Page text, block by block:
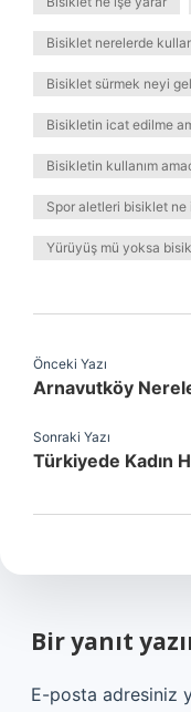
Bisiklet nerelerde
Bisiklet sürmek neyi
Bisikletin icat edilme
Bisikletin kullanım
Spor aletleri bisiklet ne
Yürüyüş mü yoksa
Önceki Yazı
Arnavutköy
Sonraki Yazı
Türkiyede Kadın
Bir yanıt
E-posta adresiniz